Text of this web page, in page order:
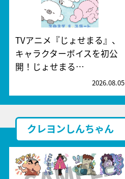
TVアニメ『じょせまる』、
キャラクターボイスを初公
開！じょせまる…
2026.08.05
クレヨンしんちゃん